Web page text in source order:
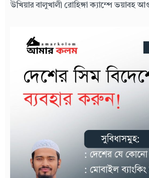
উখিয়ার বালুখালী রোহিঙ্গা ক্যাম্পে ভয়াবহ